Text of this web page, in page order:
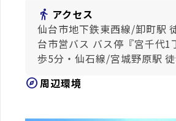
directions_walk アクセス
仙台市地下鉄東西線/卸町駅
台市営バス バス停『宮千代1
歩5分・仙石線/宮城野原駅
explore周辺環境